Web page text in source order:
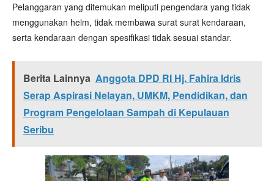
Pelanggaran yang ditemukan meliputi pengendara yang tidak
menggunakan helm, tidak membawa surat surat kendaraan,
serta kendaraan dengan spesifikasi tidak sesuai standar.
Berita Lainnya Anggota DPD RI Hj. Fahira Idris
Serap Aspirasi Nelayan, UMKM, Pendidikan, dan
Program Pengelolaan Sampah di Kepulauan
Seribu